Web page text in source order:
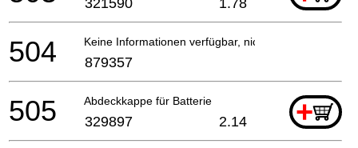
Keine Informationen verfügbar, nicht bestellbar
504 879357
Abdeckkappe für Batterie +
505 329897 2.14